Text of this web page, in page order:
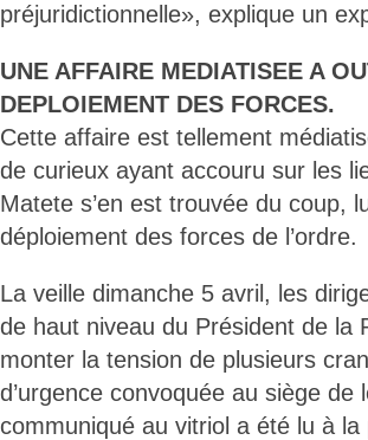
préjuridictionnelle», explique un
UNE AFFAIRE MEDIATISEE A
DEPLOIEMENT DES FORCES.
Cette affaire est tellement
de curieux ayant accouru sur les
Matete s’en est trouvée du coup,
déploiement des forces de l’ordre.
La veille dimanche 5 avril, les
de haut niveau du Président de la
monter la tension de plusieurs
d’urgence convoquée au siège de
communiqué au vitriol a été lu à la